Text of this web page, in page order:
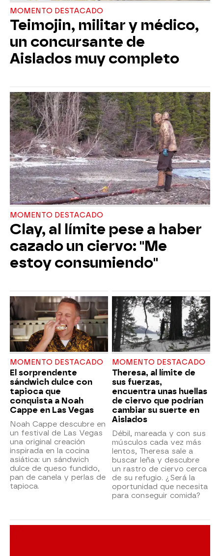
MOMENTO DESTACADO
Teimojin, militar y médico,
un concursante de
Aislados muy completo
MOMENTO DESTACADO
Clay, al límite pese a haber
cazado un ciervo: "Me
estoy consumiendo"
MOMENTO DESTACADO
El sorprendente
sándwich dulce con
tapioca que
conquista a Noah
Cappe en Las Vegas
Noah Cappe descubre en
un festival de Las Vegas
una original creación
inspirada en la cocina
asiática: un sándwich
dulce de queso fundido,
pan de canela y perlas de
tapioca.
MOMENTO DESTACADO
Theresa, al límite de
sus fuerzas,
encuentra unas huellas
de ciervo que podrían
cambiar su suerte en
Aislados
Débil, mareada y con sus
músculos cada vez más
lentos, Theresa sale a
buscar leña y descubre
un rastro de ciervo cerca
de su refugio. ¿Será la
oportunidad que necesita
para conseguir comida?